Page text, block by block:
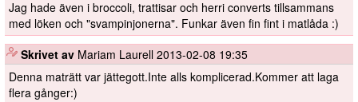
Jag hade även i broccoli, trattisar och herri converts tillsammans
med löken och "svampinjonerna". Funkar även fin fint i matlåda :)
Skrivet av Mariam Laurell 2013-02-08 19:35
Denna maträtt var jättegott.Inte alls komplicerad.Kommer att laga
flera gånger:)